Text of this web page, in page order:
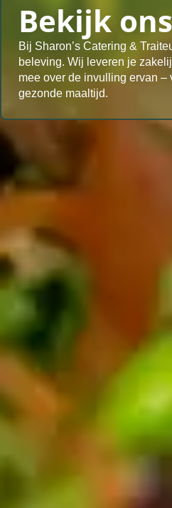
Bekijk
Bij Sharon’s Catering &
beleving. Wij leveren je
mee over de invulling ervan –
gezonde maaltijd.